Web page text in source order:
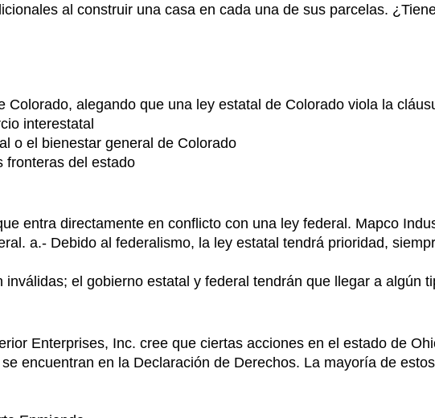
al construir una casa en cada una de sus parcelas.
alegando que una ley estatal de Colorado viola la
interestatal
o el bienestar general de Colorado
fronteras del estado
entra directamente en conflicto con una ley federal. Mapco
a.- Debido al federalismo, la ley estatal tendrá prioridad,
el gobierno estatal y federal tendrán que llegar a algún
Enterprises, Inc. cree que ciertas acciones en el estado de
encuentran en la Declaración de Derechos. La mayoría de